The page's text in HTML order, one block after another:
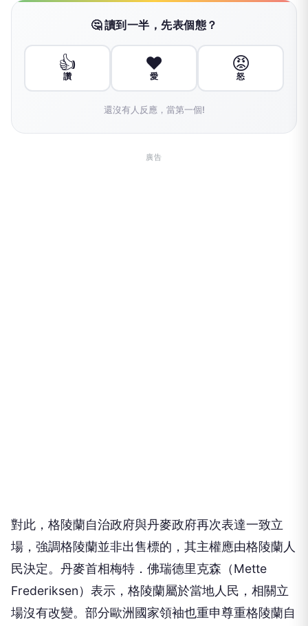
🤔 讀到一半，先表個態？
👍
讚
❤️
愛
😡
怒
還沒有人反應，當第一個!
廣告
對此，格陵蘭自治政府與丹麥政府再次表達一致立
場，強調格陵蘭並非出售標的，其主權應由格陵蘭人
民決定。丹麥首相梅特．佛瑞德里克森（Mette
Frederiksen）表示，格陵蘭屬於當地人民，相關立
場沒有改變。部分歐洲國家領袖也重申尊重格陵蘭自